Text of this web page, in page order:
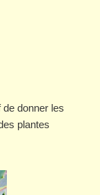
donner les
plantes